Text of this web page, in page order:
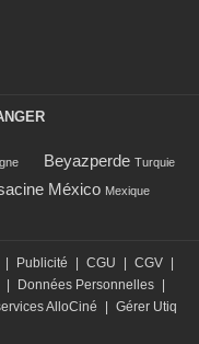
Beyazperde Turquie
México Mexique
Publicité CGU CGV
Données Personnelles
AlloCiné
Gérer Utiq